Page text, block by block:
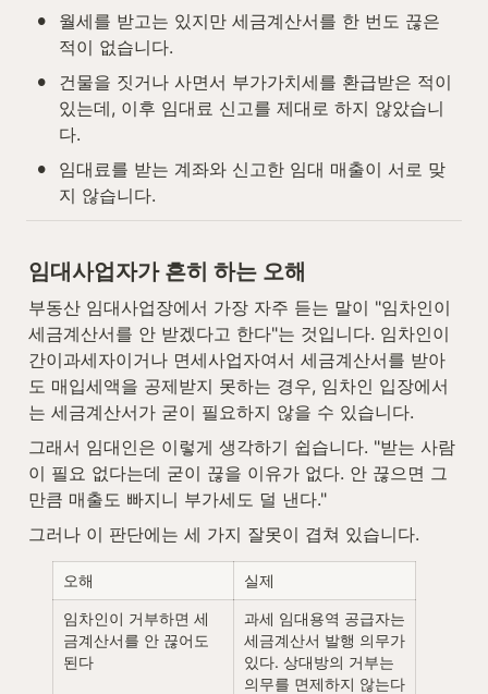
•
월세를 받고는 있지만 세금계산서를 한 번도 끊은
적이 없습니다.
•
건물을 짓거나 사면서 부가가치세를 환급받은 적이
있는데, 이후 임대료 신고를 제대로 하지 않았습니
다.
•
임대료를 받는 계좌와 신고한 임대 매출이 서로 맞
지 않습니다.
임대사업자가 흔히 하는 오해
부동산 임대사업장에서 가장 자주 듣는 말이 "임차인이
세금계산서를 안 받겠다고 한다"는 것입니다. 임차인이
간이과세자이거나 면세사업자여서 세금계산서를 받아
도 매입세액을 공제받지 못하는 경우, 임차인 입장에서
는 세금계산서가 굳이 필요하지 않을 수 있습니다.
그래서 임대인은 이렇게 생각하기 쉽습니다. "받는 사람
이 필요 없다는데 굳이 끊을 이유가 없다. 안 끊으면 그
만큼 매출도 빠지니 부가세도 덜 낸다."
그러나 이 판단에는 세 가지 잘못이 겹쳐 있습니다.
오해 실제
임차인이 거부하면 세
금계산서를 안 끊어도
된다
과세 임대용역 공급자는
세금계산서 발행 의무가
있다. 상대방의 거부는
의무를 면제하지 않는다